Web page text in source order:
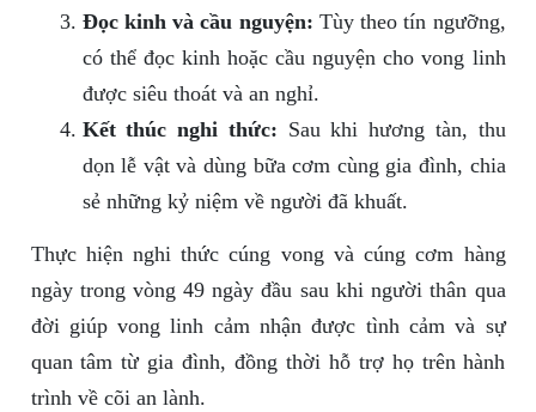
Đọc kinh và cầu nguyện: Tùy theo tín ngưỡng,
có thể đọc kinh hoặc cầu nguyện cho vong linh
được siêu thoát và an nghỉ.
Kết thúc nghi thức: Sau khi hương tàn, thu
dọn lễ vật và dùng bữa cơm cùng gia đình, chia
sẻ những kỷ niệm về người đã khuất.
Thực hiện nghi thức cúng vong và cúng cơm hàng
ngày trong vòng 49 ngày đầu sau khi người thân qua
đời giúp vong linh cảm nhận được tình cảm và sự
quan tâm từ gia đình, đồng thời hỗ trợ họ trên hành
trình về cõi an lành.